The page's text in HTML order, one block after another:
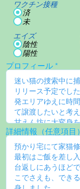
ワクチン接種
済
未
エイズ
陰性
陽性
プロフィール
詳細情報（任意項目）